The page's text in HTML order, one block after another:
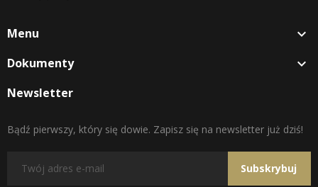
Menu 
Dokumenty 
Newsletter
Bądź pierwszy, który się dowie. Zapisz się na newsletter już dziś!
Subskrybuj